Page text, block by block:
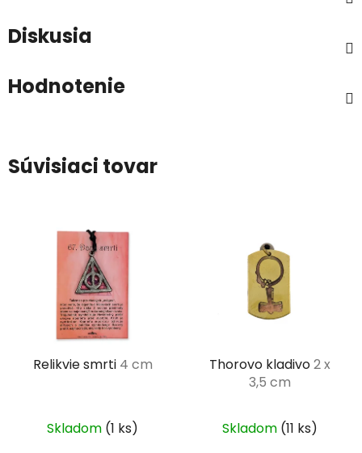
Diskusia
Hodnotenie
Súvisiaci tovar
Relikvie smrti 4 cm
Skladom (1 ks)
Thorovo kladivo2 x
3,5 cm
Skladom (11 ks)